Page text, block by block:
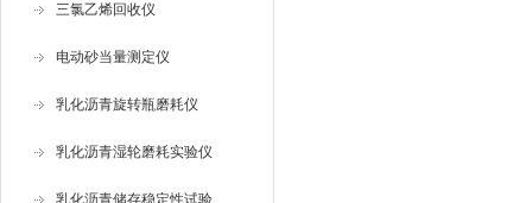
三氯乙烯回收仪
电动砂当量测定仪
乳化沥青旋转瓶磨耗仪
乳化沥青湿轮磨耗实验仪
乳化沥青储存稳定性试验